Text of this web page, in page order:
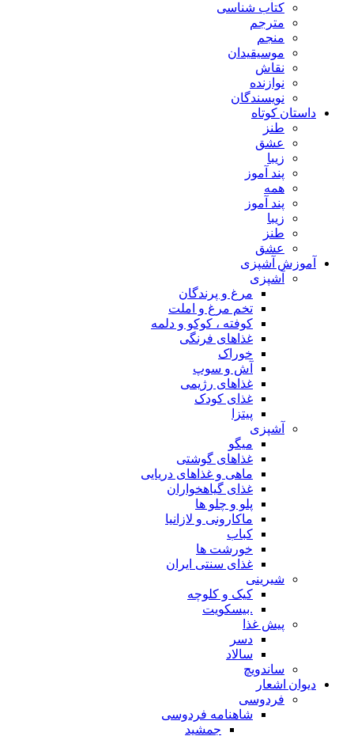
کتاب شناسی
مترجم
منجم
موسیقیدان
نقاش
نوازنده
نویسندگان
داستان کوتاه
طنز
عشق
زیبا
پند آموز
همه
پند آموز
زیبا
طنز
عشق
آموزش آشپزی
آشپزی
مرغ و پرندگان
تخم مرغ و املت
کوفته ، کوکو و دلمه
غذاهای فرنگی
خوراک
آش و سوپ
غذاهای رژیمی
غذای کودک
پیتزا
آشپزی
میگو
غذاهای گوشتی
ماهی و غذاهای دریایی
غذای گیاهخواران
پلو و چلو ها
ماکارونی و لازانیا
کباب
خورشت ها
غذای سنتی ایران
شیرینی
کیک و کلوچه
.بیسکویت
پیش غذا
دسر
سالاد
ساندویچ
دیوان اشعار
فردوسی
شاهنامه فردوسی
جمشید